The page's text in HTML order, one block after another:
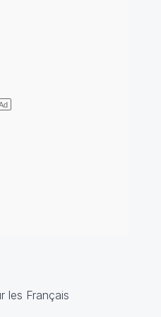
les Français